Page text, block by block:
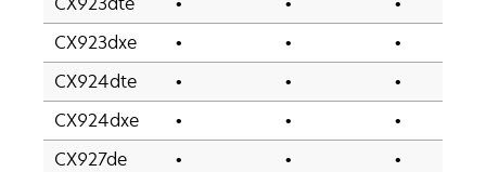
CX923dxe
• •
•
CX924dte
• •
•
CX924dxe
• •
•
CX927de
• •
•